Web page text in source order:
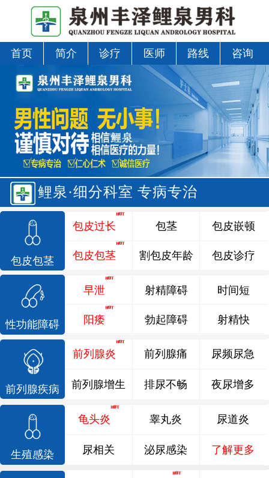
首页 简介 诊疗 医师 路线 咨询
鲤泉·细分科室 专病专治
包皮包茎
包皮过长
包皮包茎
包茎
割包皮年龄
包皮嵌顿
包皮诊疗
性功能障碍
早泄
阳痿
射精障碍
勃起障碍
时间短
射精快
前列腺疾病
前列腺炎 前列腺痛 尿频尿急
前列腺增生 排尿不畅 夜尿增多
生殖感染
龟头炎 睾丸炎 尿道炎
尿相关 泌尿感染 了解更多